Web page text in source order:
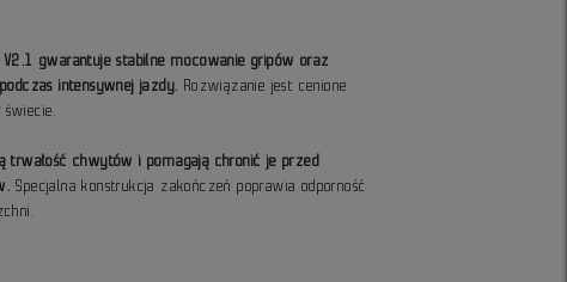
V2.1 gwarantuje stabilne mocowanie gripów oraz
intensywnej jazdy. Rozwiązanie jest cenione
trwałość chwytów i pomagają chronić je przed
Specjalna konstrukcja zakończeń poprawia odporność